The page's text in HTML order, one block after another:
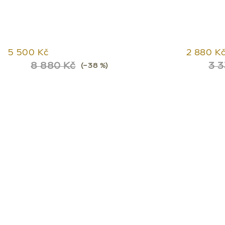
5 500 Kč
8 880 Kč (–38 %)
2 880 Kč
3